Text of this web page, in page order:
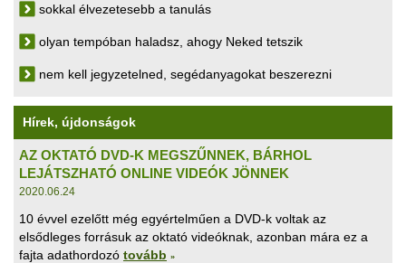
sokkal élvezetesebb a tanulás
olyan tempóban haladsz, ahogy Neked tetszik
nem kell jegyzetelned, segédanyagokat beszerezni
Hírek, újdonságok
AZ OKTATÓ DVD-K MEGSZŰNNEK, BÁRHOL
LEJÁTSZHATÓ ONLINE VIDEÓK JÖNNEK
2020.06.24
10 évvel ezelőtt még egyértelműen a DVD-k voltak az
elsődleges forrásuk az oktató videóknak, azonban mára ez a
fajta adathordozó tovább »